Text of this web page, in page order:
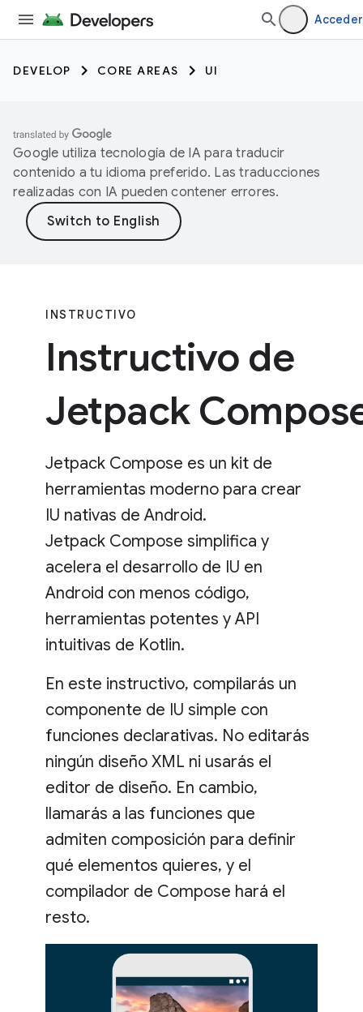
Acceder
DEVELOP CORE AREAS UI
Google utiliza tecnología de IA para traducir
contenido a tu idioma preferido. Las traducciones
realizadas con IA pueden contener errores.
INSTRUCTIVO
Instructivo de
Jetpack
Jetpack Compose es un kit de
herramientas moderno para crear
IU nativas de Android.
Jetpack Compose simplifica y
acelera el desarrollo de IU en
Android con menos código,
herramientas potentes y API
intuitivas de Kotlin.
En este instructivo, compilarás un
componente de IU simple con
funciones declarativas. No editarás
ningún diseño XML ni usarás el
editor de diseño. En cambio,
llamarás a las funciones que
admiten composición para definir
qué elementos quieres, y el
compilador de Compose hará el
resto.